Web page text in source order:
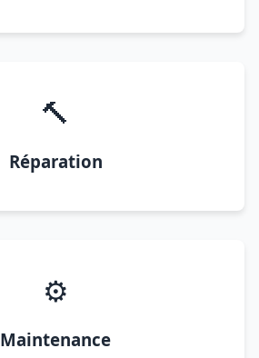
🔨
Réparation
⚙️
Maintenance